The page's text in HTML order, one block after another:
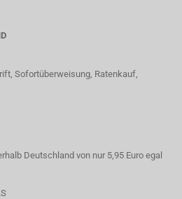
Sofortüberweisung, Ratenkauf,
Deutschland von nur 5,95 Euro egal